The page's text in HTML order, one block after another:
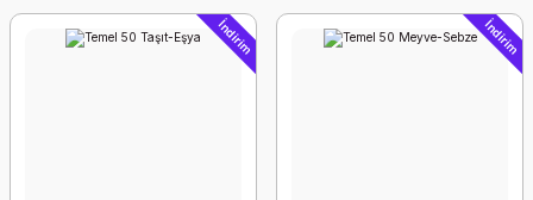
İndirim İndirim